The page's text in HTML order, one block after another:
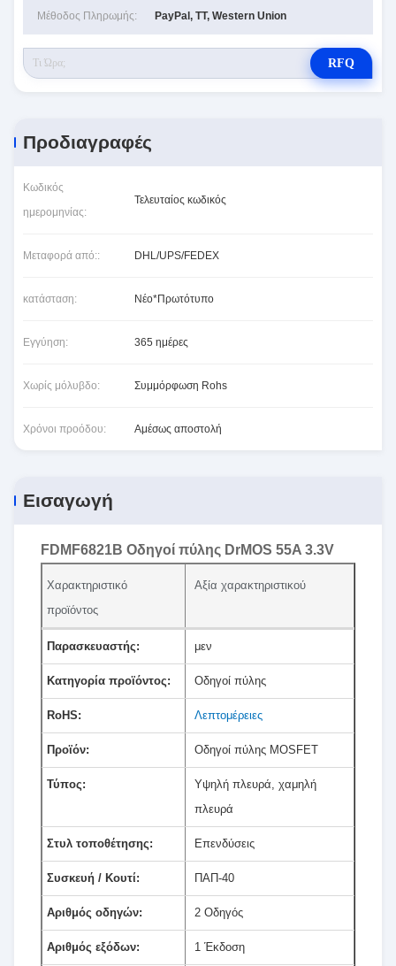
Μέθοδος Πληρωμής: PayPal, TT, Western Union
RFQ
Προδιαγραφές
Κωδικός
ημερομηνίας:
Τελευταίος κωδικός
Μεταφορά από:: DHL/UPS/FEDEX
κατάσταση: Νέο*Πρωτότυπο
Εγγύηση: 365 ημέρες
Χωρίς μόλυβδο: Συμμόρφωση Rohs
Χρόνοι προόδου: Αμέσως αποστολή
Εισαγωγή
FDMF6821B Οδηγοί πύλης DrMOS 55A 3.3V
Χαρακτηριστικό
προϊόντος
Αξία χαρακτηριστικού
Παρασκευαστής: μεν
Κατηγορία προϊόντος: Οδηγοί πύλης
RoHS: Λεπτομέρειες
Προϊόν: Οδηγοί πύλης MOSFET
Τύπος:
Υψηλή πλευρά, χαμηλή
πλευρά
Στυλ τοποθέτησης: Επενδύσεις
Συσκευή / Κουτί: ΠΑΠ-40
Αριθμός οδηγών: 2 Οδηγός
Αριθμός εξόδων: 1 Έκδοση